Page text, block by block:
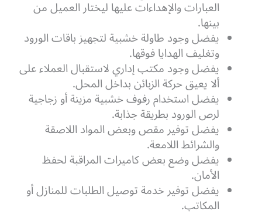
العبارات والإهداءات عليها ليختار العميل من
بينها.
يفضل وجود طاولة خشبية لتجهيز باقات الورود
وتغليف الهدايا فوقها.
يفضل وجود مكتب إداري لاستقبال العملاء على
ألا يعيق حركة الزبائن بداخل المحل.
يفضل استخدام رفوف خشبية مزينة أو زجاجية
لرص الورود بطريقة جذابة.
يفضل توفير مقص وبعض المواد اللاصقة
والشرائط اللامعة.
يفضل وضع بعض كاميرات المراقبة لحفظ
الأمان.
يفضل توفير خدمة توصيل الطلبات للمنازل أو
المكاتب.